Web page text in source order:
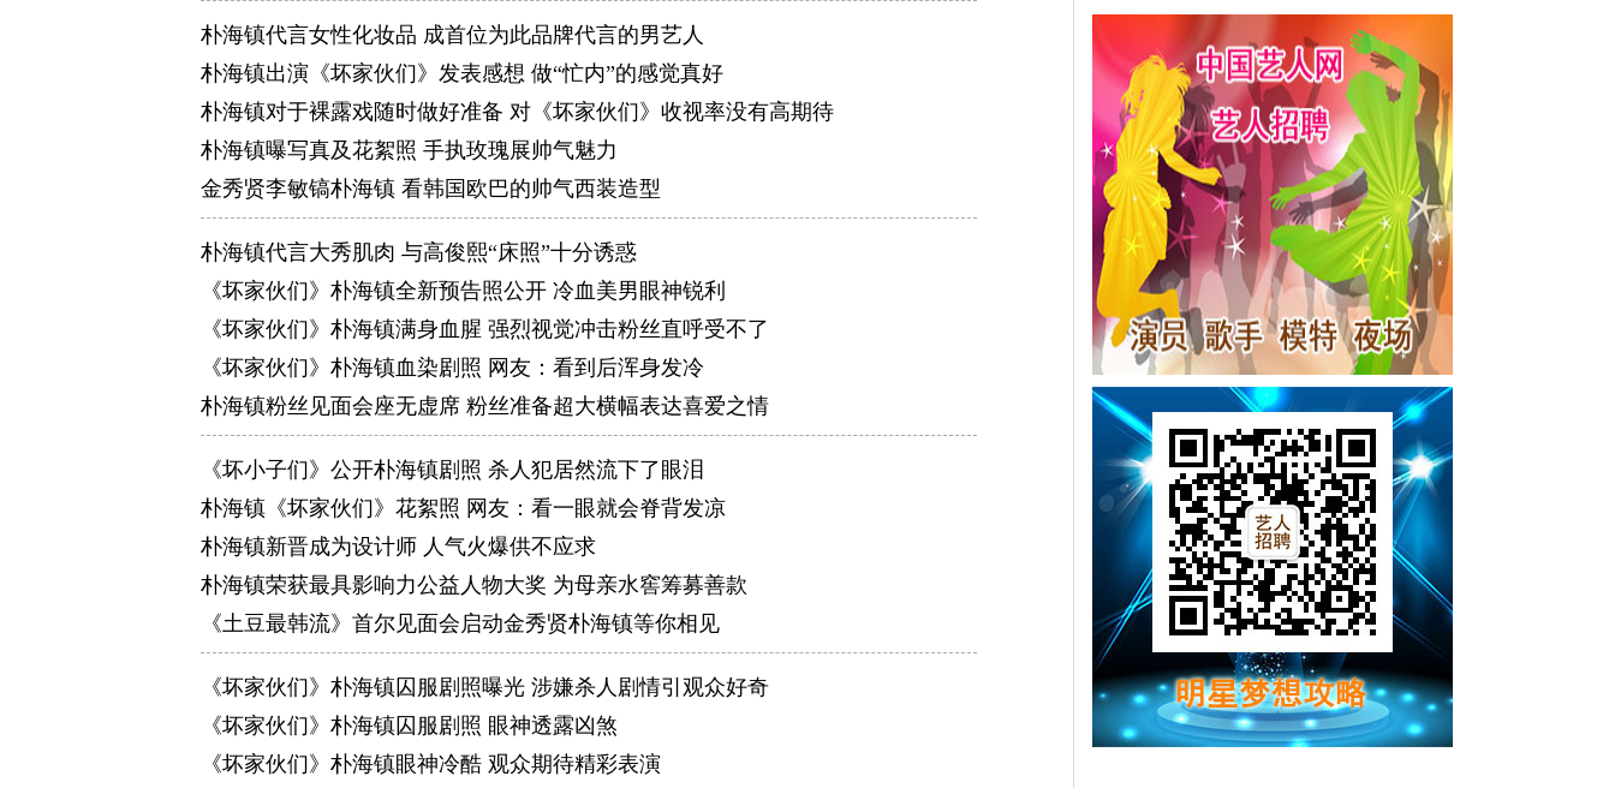
2012年，朴海镇时隔三年重返韩国影视圈，接拍了由著名导演金正权执导的浪漫爱情片《雪
海》，首登大荧幕。该片预计于2012年秋季在日韩两国同步上映。
2013年12月，朴海镇与全智贤、金秀贤、刘仁娜主演电视剧《来自星星的你》。2014年，朴海
镇与李钟硕、姜素拉主演电视剧《Doctor异乡人》。2016年1月，朴海镇与金高银、徐康俊、李圣
经主演电视剧《奶酪陷阱》，饰演刘正。
朴海镇代言女性化妆品 成首位为此品牌代言的男艺人
朴海镇出演《坏家伙们》发表感想 做“忙内”的感觉真好
朴海镇对于裸露戏随时做好准备 对《坏家伙们》收视率没有高期待
朴海镇曝写真及花絮照 手执玫瑰展帅气魅力
金秀贤李敏镐朴海镇 看韩国欧巴的帅气西装造型
朴海镇代言大秀肌肉 与高俊熙“床照”十分诱惑
《坏家伙们》朴海镇全新预告照公开 冷血美男眼神锐利
《坏家伙们》朴海镇满身血腥 强烈视觉冲击粉丝直呼受不了
《坏家伙们》朴海镇血染剧照 网友：看到后浑身发冷
朴海镇粉丝见面会座无虚席 粉丝准备超大横幅表达喜爱之情
《坏小子们》公开朴海镇剧照 杀人犯居然流下了眼泪
朴海镇《坏家伙们》花絮照 网友：看一眼就会脊背发凉
朴海镇新晋成为设计师 人气火爆供不应求
朴海镇荣获最具影响力公益人物大奖 为母亲水窖筹募善款
《土豆最韩流》首尔见面会启动金秀贤朴海镇等你相见
《坏家伙们》朴海镇囚服剧照曝光 涉嫌杀人剧情引观众好奇
《坏家伙们》朴海镇囚服剧照 眼神透露凶煞
《坏家伙们》朴海镇眼神冷酷 观众期待精彩表演